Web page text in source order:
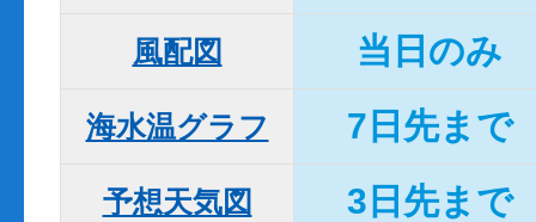
風配図 当日のみ
海水温グラフ 7日先まで
予想天気図 3日先まで